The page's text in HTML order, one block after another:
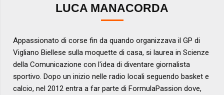
LUCA MANACORDA
Appassionato di corse fin da quando organizzava il GP di
Vigliano Biellese sulla moquette di casa, si laurea in Scienze
della Comunicazione con l'idea di diventare giornalista
sportivo. Dopo un inizio nelle radio locali seguendo basket e
calcio, nel 2012 entra a far parte di FormulaPassion dove,